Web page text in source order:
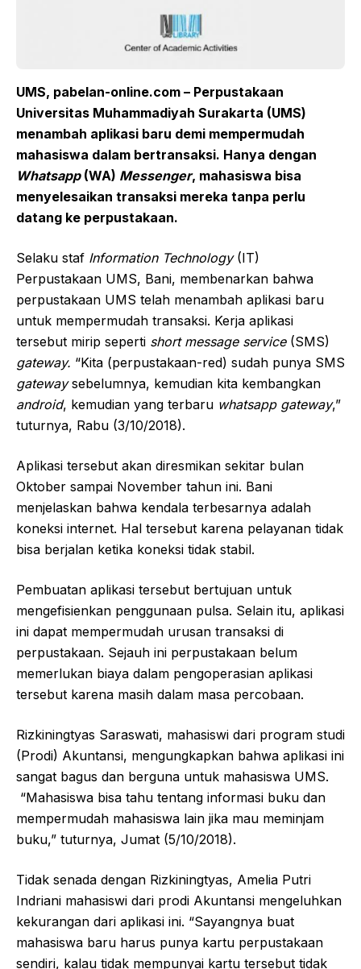
UMS, pabelan-online.com – Perpustakaan
Universitas Muhammadiyah Surakarta (UMS)
menambah aplikasi baru demi mempermudah
mahasiswa dalam bertransaksi. Hanya dengan
Whatsapp (WA) Messenger, mahasiswa bisa
menyelesaikan transaksi mereka tanpa perlu
datang ke perpustakaan.
Selaku staf Information Technology(IT)
Perpustakaan UMS, Bani, membenarkan bahwa
perpustakaan UMS telah menambah aplikasi baru
untuk mempermudah transaksi. Kerja aplikasi
tersebut mirip seperti short message service(SMS)
gateway. “Kita (perpustakaan-red) sudah punya SMS
gatewaysebelumnya, kemudian kita kembangkan
android, kemudian yang terbaru whatsapp gateway,”
tuturnya, Rabu (3/10/2018).
Aplikasi tersebut akan diresmikan sekitar bulan
Oktober sampai November tahun ini. Bani
menjelaskan bahwa kendala terbesarnya adalah
koneksi internet. Hal tersebut karena pelayanan tidak
bisa berjalan ketika koneksi tidak stabil.
Pembuatan aplikasi tersebut bertujuan untuk
mengefisienkan penggunaan pulsa. Selain itu, aplikasi
ini dapat mempermudah urusan transaksi di
perpustakaan. Sejauh ini perpustakaan belum
memerlukan biaya dalam pengoperasian aplikasi
tersebut karena masih dalam masa percobaan.
Rizkiningtyas Saraswati, mahasiswi dari program studi
(Prodi) Akuntansi, mengungkapkan bahwa aplikasi ini
sangat bagus dan berguna untuk mahasiswa UMS.
“Mahasiswa bisa tahu tentang informasi buku dan
mempermudah mahasiswa lain jika mau meminjam
buku,” tuturnya, Jumat (5/10/2018).
Tidak senada dengan Rizkiningtyas, Amelia Putri
Indriani mahasiswi dari prodi Akuntansi mengeluhkan
kekurangan dari aplikasi ini. “Sayangnya buat
mahasiswa baru harus punya kartu perpustakaan
sendiri, kalau tidak mempunyai kartu tersebut tidak